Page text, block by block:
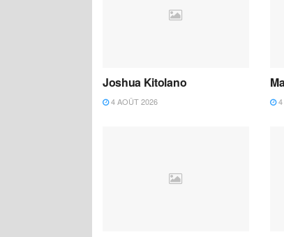
Joshua Kitolano
4 AOÛT 2026 4